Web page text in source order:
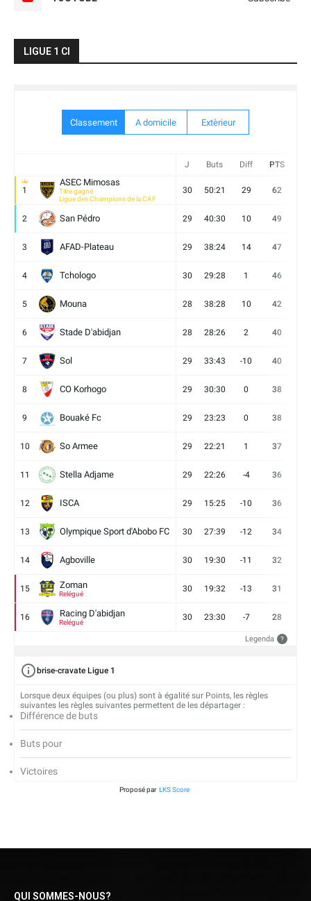
LIGUE 1 CI
Classement A domicile Extèrieur
J Buts Diff PTS
1
ASEC Mimosas
Titre gagné
Ligue des Champions de la CAF
30 50:21 29 62
2 San Pédro 29 40:30 10 49
3 AFAD-Plateau 29 38:24 14 47
4 Tchologo 30 29:28 1 46
5 Mouna 28 38:28 10 42
6 Stade D'abidjan 28 28:26 2 40
7 Sol 29 33:43 -10 40
8 CO Korhogo 29 30:30 0 38
9 Bouaké Fc 29 23:23 0 38
10 So Armee 29 22:21 1 37
11 Stella Adjame 29 22:26 -4 36
12 ISCA 29 15:25 -10 36
13 Olympique Sport d'Abobo FC 30 27:39 -12 34
14 Agboville 30 19:30 -11 32
15 Zoman
Relégué
30 19:32 -13 31
16 Racing D'abidjan
Relégué
30 23:30 -7 28
Legenda ?
brise-cravate Ligue 1
Lorsque deux équipes (ou plus) sont à égalité sur Points, les règles
suivantes les règles suivantes permettent de les départager :
Différence de buts
Buts pour
Victoires
Proposé par LKS Score
QUI SOMMES-NOUS?